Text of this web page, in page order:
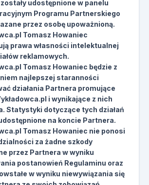
udostępnione w panelu
Programu Partnerskiego
przez osobę upoważnioną.
Tomasz Howaniec
prawa własności intelektualnej
reklamowych.
Tomasz Howaniec będzie z
najlepszej staranności
działania Partnera promujące
i wynikające z nich
Statystyki dotyczące tych działań
na koncie Partnera.
Tomasz Howaniec nie ponosi
za żadne szkody
przez Partnera w wyniku
postanowień Regulaminu oraz
w wyniku niewywiązania się